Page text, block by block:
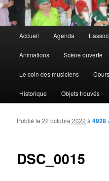
Aller au contenu principal
Aller au contenu secondaire
Accueil Agenda
Animations Scène ouverte
Le coin des musiciens
Historique Objets trouvés
DSC_0015
Publié le22 octobre 2022 à4928